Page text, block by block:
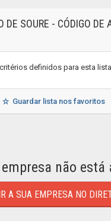
DE SOURE - CÓDIGO
definidos para esta
Guardar lista nos favoritos
não está
A SUA EMPRESA NO